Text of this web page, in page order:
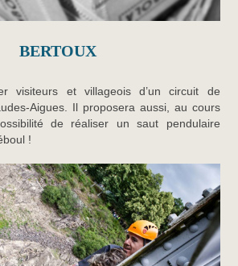
BERTOUX
visiteurs et villageois d’un circuit de
Aigues. Il proposera aussi, au cours
de réaliser un saut pendulaire
!